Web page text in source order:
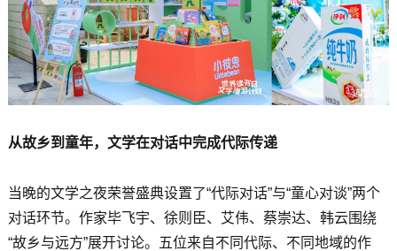
从故乡到童年，文学在对话中完成代际传递
当晚的文学之夜荣誉盛典设置了“代际对话”与“童心对谈”两个
对话环节。作家毕飞宇、徐则臣、艾伟、蔡崇达、韩云围绕
“故乡与远方”展开讨论。五位来自不同代际、不同地域的作